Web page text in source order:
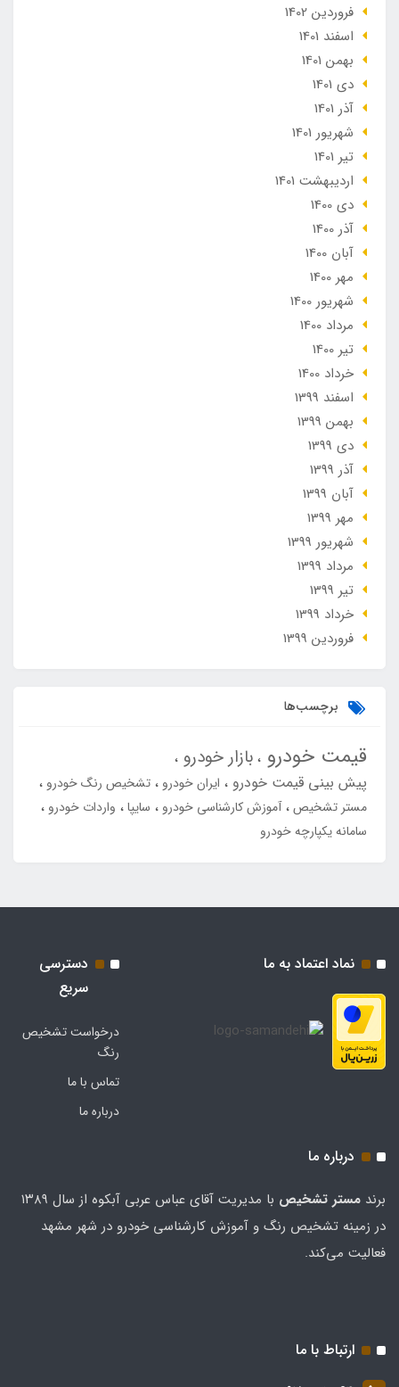
فروردین 1402
اسفند 1401
بهمن 1401
دی 1401
آذر 1401
شهریور 1401
تير 1401
ارديبهشت 1401
دی 1400
آذر 1400
آبان 1400
مهر 1400
شهریور 1400
مرداد 1400
تير 1400
خرداد 1400
اسفند 1399
بهمن 1399
دی 1399
آذر 1399
آبان 1399
مهر 1399
شهریور 1399
مرداد 1399
تير 1399
خرداد 1399
فروردین 1399
برچسب‌ها
قیمت خودرو بازار خودرو
پیش بینی قیمت خودرو ایران خودرو
تشخیص رنگ خودرو
مستر تشخیص آموزش کارشناسی خودرو سایپا
واردات خودرو
سامانه یکپارچه خودرو
نماد اعتماد به ما
دسترسی
سریع
درخواست تشخیص
رنگ
تماس با ما
درباره ما
درباره ما
برند مستر تشخيص
با مدیریت آقای عباس عربی آبکوه از سال ۱۳۸۹
در زمینه تشخیص رنگ و آموزش کارشناسی خودرو در شهر مشهد
فعالیت می‌کند.
ارتباط با ما